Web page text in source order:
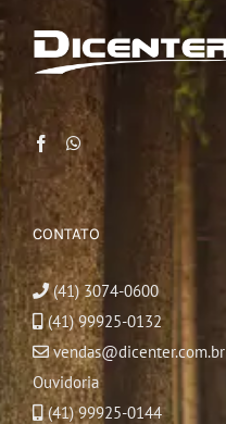
CONTATO
(41) 3074-0600
(41) 99925-0132
vendas@dicenter.com.br
Ouvidoria
(41) 99925-0144